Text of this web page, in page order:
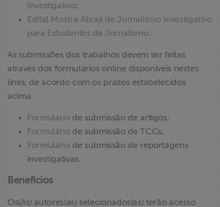
Investigativo;
Edital Mostra Abraji de Jornalismo Investigativo
para Estudantes de Jornalismo.
As submissões dos trabalhos devem ser feitas
através dos formulários online disponíveis nestes
links, de acordo com os prazos estabelecidos
acima.
Formulário de submissão de artigos;
Formulário de submissão de TCCs;
Formulário de submissão de reportagens
investigativas.
Benefícios
Os(As) autores(as) selecionados(as) terão acesso